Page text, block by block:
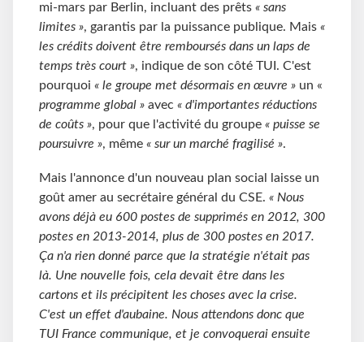
mi-mars par Berlin, incluant des prêts « sans
limites », garantis par la puissance publique. Mais «
les crédits doivent être remboursés dans un laps de
temps très court », indique de son côté TUI. C'est
pourquoi « le groupe met désormais en œuvre » un «
programme global » avec « d'importantes réductions
de coûts », pour que l'activité du groupe « puisse se
poursuivre », même « sur un marché fragilisé ».
Mais l'annonce d'un nouveau plan social laisse un
goût amer au secrétaire général du CSE. « Nous
avons déjà eu 600 postes de supprimés en 2012, 300
postes en 2013-2014, plus de 300 postes en 2017.
Ça n'a rien donné parce que la stratégie n'était pas
là. Une nouvelle fois, cela devait être dans les
cartons et ils précipitent les choses avec la crise.
C'est un effet d'aubaine. Nous attendons donc que
TUI France communique, et je convoquerai ensuite